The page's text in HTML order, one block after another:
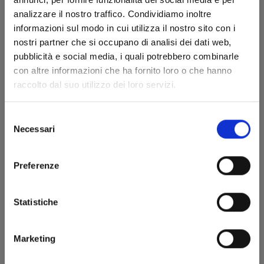
analizzare il nostro traffico. Condividiamo inoltre
informazioni sul modo in cui utilizza il nostro sito con i
nostri partner che si occupano di analisi dei dati web,
pubblicità e social media, i quali potrebbero combinarle
con altre informazioni che ha fornito loro o che hanno
raccolto dal suo utilizzo dei loro servizi.
delNecessari
Preferenze
Statistiche
Marketing